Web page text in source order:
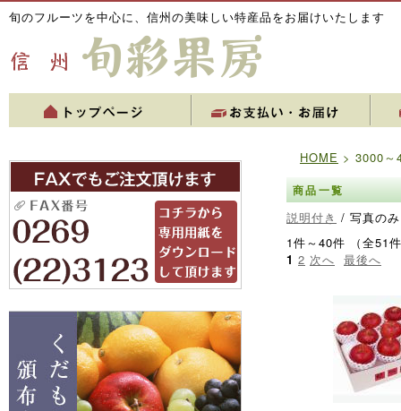
旬のフルーツを中心に、信州の美味しい特産品をお届けいたします
HOME > 3000～
商品一覧
説明付き / 写真のみ
1件～40件 （全51
1 2 次へ 最後へ